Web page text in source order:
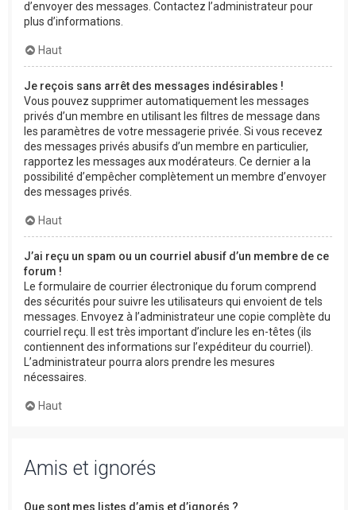
d’envoyer des messages. Contactez l’administrateur pour
plus d’informations.
Haut
Je reçois sans arrêt des messages indésirables !
Vous pouvez supprimer automatiquement les messages
privés d’un membre en utilisant les filtres de message dans
les paramètres de votre messagerie privée. Si vous recevez
des messages privés abusifs d’un membre en particulier,
rapportez les messages aux modérateurs. Ce dernier a la
possibilité d’empêcher complètement un membre d’envoyer
des messages privés.
Haut
J’ai reçu un spam ou un courriel abusif d’un membre de ce
forum !
Le formulaire de courrier électronique du forum comprend
des sécurités pour suivre les utilisateurs qui envoient de tels
messages. Envoyez à l’administrateur une copie complète du
courriel reçu. Il est très important d’inclure les en-têtes (ils
contiennent des informations sur l’expéditeur du courriel).
L’administrateur pourra alors prendre les mesures
nécessaires.
Haut
Amis et ignorés
Que sont mes listes d’amis et d’ignorés ?